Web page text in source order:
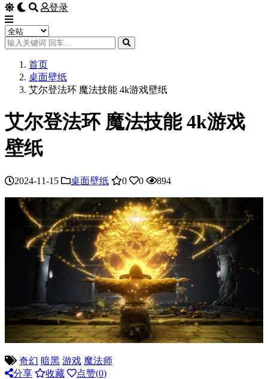
登录
首页
桌面壁纸
艾尔登法环 魔法技能 4k游戏壁纸
艾尔登法环 魔法技能 4k游戏
壁纸
2024-11-15 桌面壁纸 0 0 894
奇幻 暗黑 游戏 魔法师
分享
收藏 点赞(0)